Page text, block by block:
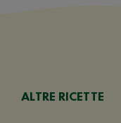
ALTRE RICETTE